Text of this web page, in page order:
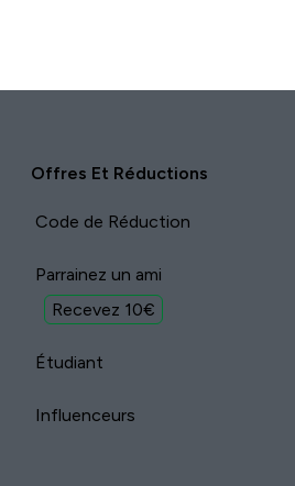
Offres Et Réductions
Code de Réduction
Parrainez un ami
Recevez 10€
Étudiant
Influenceurs